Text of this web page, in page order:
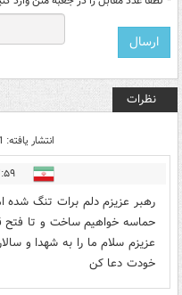
نظرات
انتشار یافته: 1
۲۲:۵۹ -
رهبر عزیزم دلم برات تنگ شده
حماسه خواهیم ساخت و تا فتح
عزیزم سلام ما را به شهدا و
خودت دعا کن